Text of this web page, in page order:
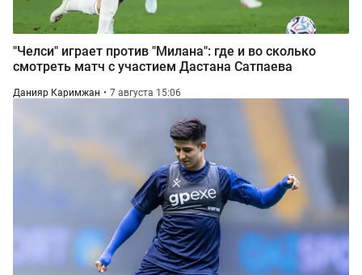
"Челси" играет против "Милана": где и во сколько
смотреть матч с участием Дастана Сатпаева
Данияр Каримжан 7 августа 15:06